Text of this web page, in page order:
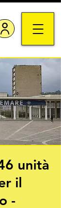
unità
il
-